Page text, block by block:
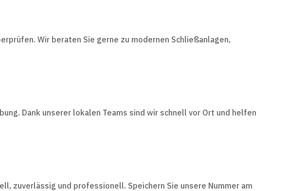
Wir beraten Sie gerne zu modernen Schließanlagen,
Dank unserer lokalen Teams sind wir schnell vor Ort und helfen
zuverlässig und professionell. Speichern Sie unsere Nummer am